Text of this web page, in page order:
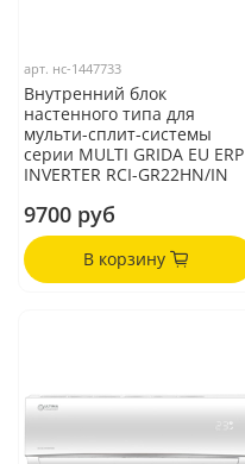
арт. нс-1447733
Внутренний блок
настенного типа для
мульти-сплит-системы
серии MULTI GRIDA EU ERP
INVERTER RCI-GR22HN/IN
9700 руб
В корзину